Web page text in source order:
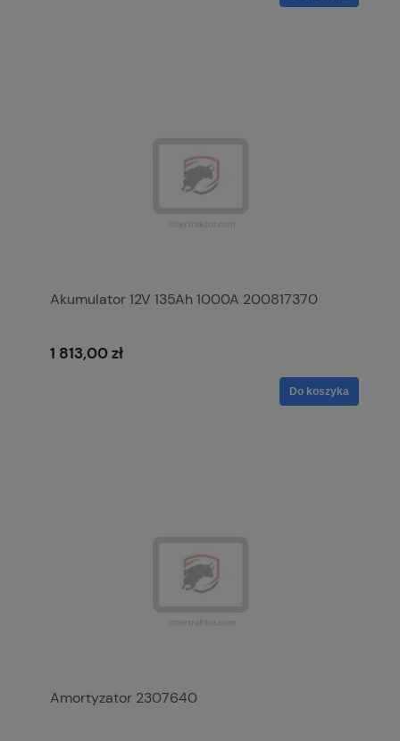
Akumulator 12V 135Ah 1000A 200817370
1 813,00 zł
Do koszyka
Amortyzator 2307640